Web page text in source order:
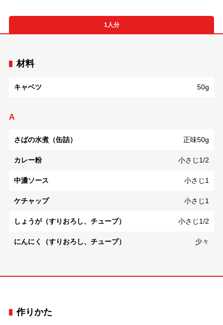
1人分
材料
キャベツ 50g
A
さばの水煮（缶詰） 正味50g
カレー粉 小さじ1/2
中濃ソース 小さじ1
ケチャップ 小さじ1
しょうが（すりおろし、チューブ） 小さじ1/2
にんにく（すりおろし、チューブ） 少々
作りかた